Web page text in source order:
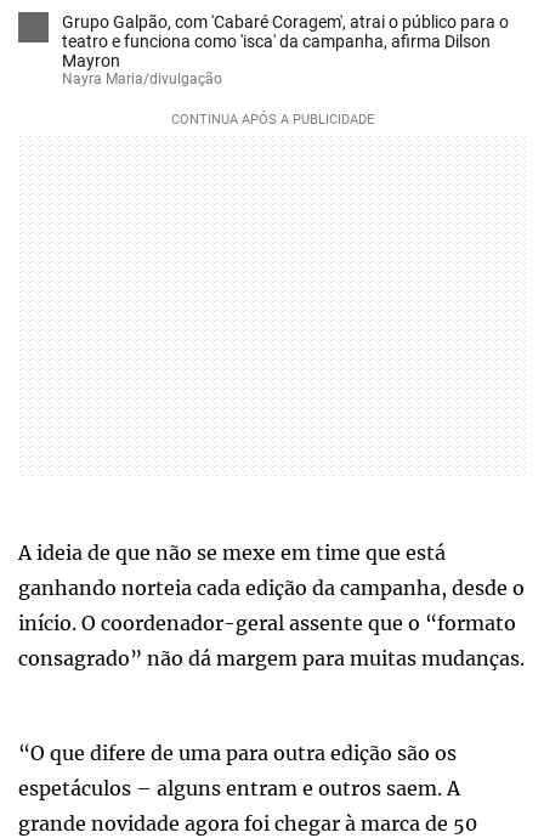
Grupo Galpão, com 'Cabaré Coragem', atrai o público para o
teatro e funciona como 'isca' da campanha, afirma Dilson
Mayron
Nayra Maria/divulgação
A ideia de que não se mexe em time que está
ganhando norteia cada edição da campanha, desde o
início. O coordenador-geral assente que o “formato
consagrado” não dá margem para muitas mudanças.
“O que difere de uma para outra edição são os
espetáculos – alguns entram e outros saem. A
grande novidade agora foi chegar à marca de 50